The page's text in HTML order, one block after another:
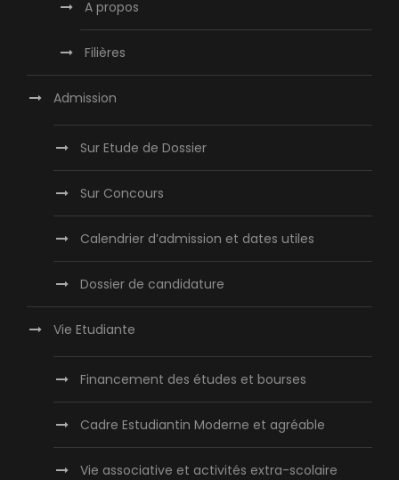
A propos
Filières
Admission
Sur Etude de Dossier
Sur Concours
Calendrier d’admission et dates utiles
Dossier de candidature
Vie Etudiante
Financement des études et bourses
Cadre Estudiantin Moderne et agréable
Vie associative et activités extra-scolaire